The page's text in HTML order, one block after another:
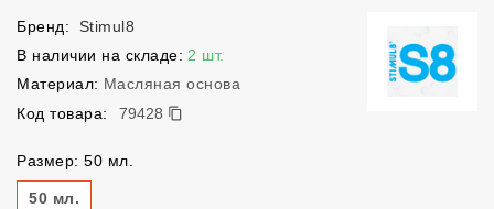
Бренд:
Stimul8
В наличии на складе: 2 шт.
Материал: Масляная основа
Код товара:
79428
79428
Размер: 50 мл.
Размер
50 мл.